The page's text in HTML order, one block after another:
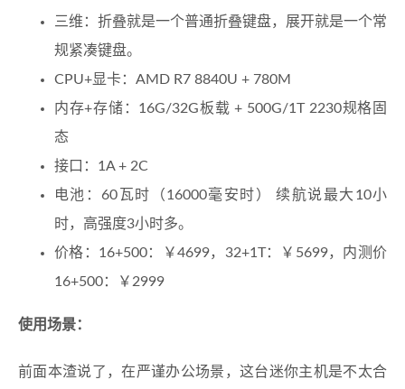
三维：折叠就是一个普通折叠键盘，展开就是一个常
规紧凑键盘。
CPU+显卡：AMD R7 8840U + 780M
内存+存储：16G/32G板载 + 500G/1T 2230规格固
态
接口：1A + 2C
电池：60瓦时（16000毫安时） 续航说最大10小
时，高强度3小时多。
价格：16+500：￥4699，32+1T：￥5699，内测价
16+500：￥2999
使用场景：
前面本渣说了，在严谨办公场景，这台迷你主机是不太合